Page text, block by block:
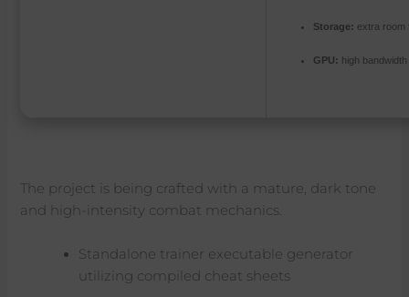
Storage: extra
GPU: high
The project is being crafted with a mature, dark tone
and high-intensity combat mechanics.
Standalone trainer executable generator
utilizing compiled cheat sheets